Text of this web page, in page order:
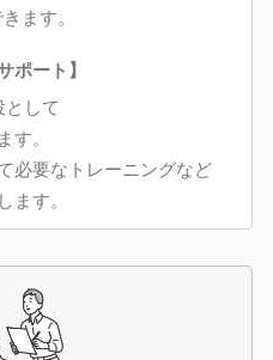
ます。
ポート】
して
す。
必要なトレーニングなど
ます。